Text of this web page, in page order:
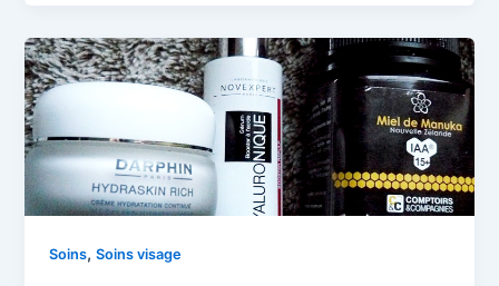
Soins,Soins visage